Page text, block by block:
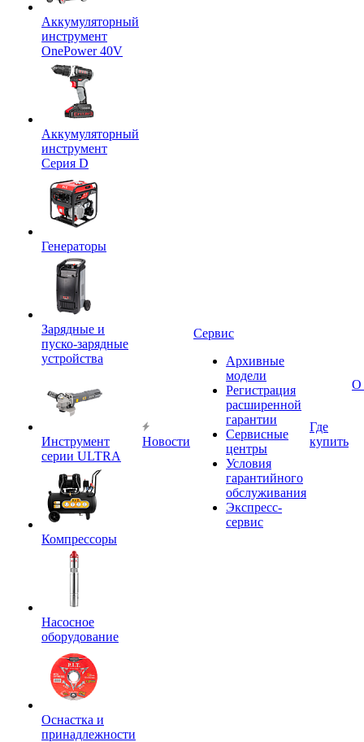
Аккумуляторный
инструмент
OnePower 40V
Аккумуляторный
инструмент
Серия D
Генераторы
Зарядные и
пуско-зарядные
устройства
Инструмент
серии ULTRA
Компрессоры
Насосное
оборудование
Оснастка и
принадлежности
Новости
Сервис
Архивные
модели
Регистрация
расширенной
гарантии
Сервисные
центры
Условия
гарантийного
обслуживания
Экспресс-
сервис
Где
купить
О